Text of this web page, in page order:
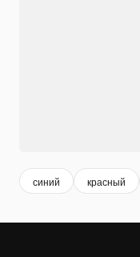
синий красный